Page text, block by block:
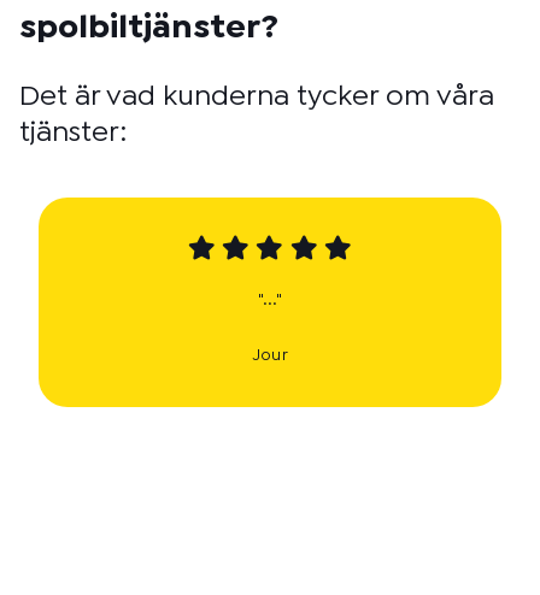
spolbiltjänster?
Det är vad kunderna tycker om våra
tjänster:
"..."
Jour